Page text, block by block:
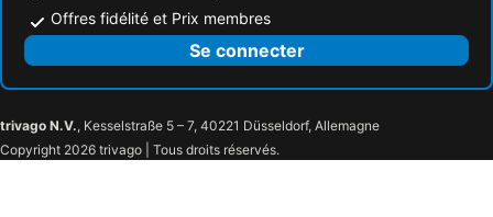
Offres fidélité et Prix membres
Se connecter
trivago N.V., Kesselstraße 5 – 7, 40221 Düsseldorf, Allemagne
Copyright 2026 trivago | Tous droits réservés.